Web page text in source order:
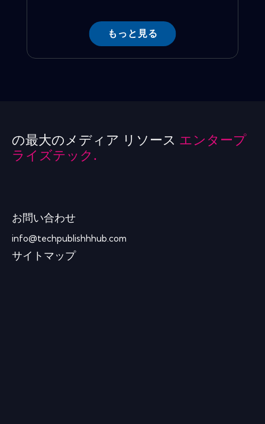
もっと見る
の最大のメディア リソース エンタープ
ライズテック.
お問い合わせ
info@techpublishhhub.com
サイトマップ